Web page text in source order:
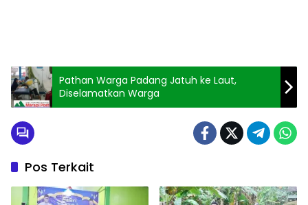
Pathan Warga Padang Jatuh ke Laut,
Diselamatkan Warga
Pos Terkait